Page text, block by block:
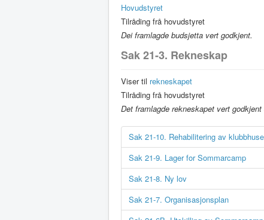
Hovudstyret
Tilråding frå hovudstyret
Dei framlagde budsjetta vert godkjent.
Sak 21-3. Rekneskap
Viser til rekneskapet
Tilråding frå hovudstyret
Det framlagde rekneskapet vert
Sak 21-10. Rehabilitering av
Sak 21-9. Lager for Sommarcamp
Sak 21-8. Ny lov
Sak 21-7. Organisasjonsplan